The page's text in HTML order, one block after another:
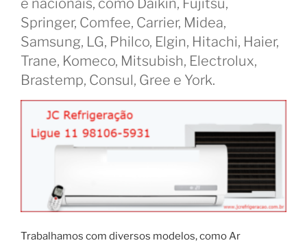
e nacionais, como Daikin, Fujitsu,
Springer, Comfee, Carrier, Midea,
Samsung, LG, Philco, Elgin, Hitachi, Haier,
Trane, Komeco, Mitsubish, Electrolux,
Brastemp, Consul, Gree e York.
Trabalhamos com diversos modelos, como Ar